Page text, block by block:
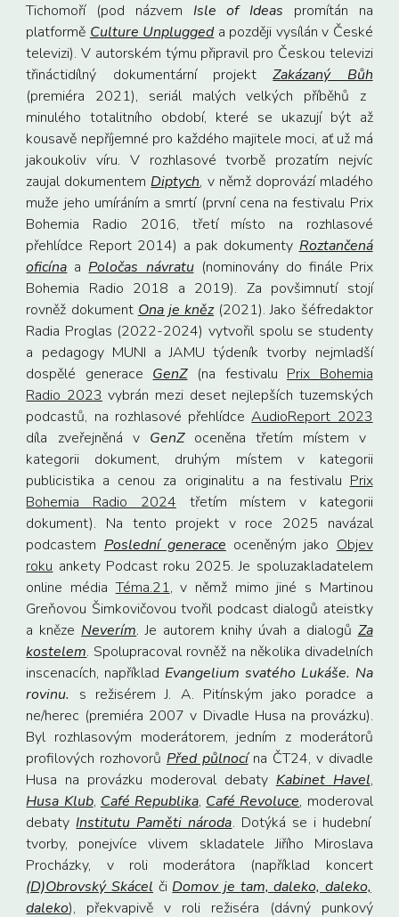
Tichomoří (pod názvem Isle of Ideas promítán na
platformě Culture Unpluggeda později vysílán v České
televizi).V autorském týmu připravil pro Českou televizi
třináctidílný dokumentární projekt
Zakázaný Bůh
(premiéra 2021), seriál malých velkých příběhů z
minulého totalitního období, které se ukazují být až
kousavě nepříjemné pro každého majitele moci, ať už má
jakoukoliv víru. V rozhlasové tvorbě prozatím nejvíc
zaujal dokumentem Diptych, v němž doprovází mladého
muže jeho umíráním a smrtí (první cena na festivalu Prix
Bohemia Radio 2016, třetí místo na rozhlasové
přehlídce Report 2014) a pak dokumenty Roztančená
oficína a Poločas návratu(nominovány do finále Prix
Bohemia Radio 2018 a 2019). Za povšimnutí stojí
rovněž dokument Ona je kněz(2021). Jako šéfredaktor
Radia Proglas (2022-2024) vytvořil spolu se studenty
a pedagogy MUNI a JAMU týdeník tvorby nejmladší
dospělé generace GenZ(na festivalu Prix Bohemia
Radio 2023 vybrán mezi deset nejlepších tuzemských
podcastů, na rozhlasové přehlídceAudioReport 2023
díla zveřejněná v GenZ oceněnatřetím místem v
kategorii dokument, druhým místem v kategorii
publicistika a cenou za originalitu a na festivalu Prix
Bohemia Radio 2024 třetím místem v kategorii
dokument). Na tento projekt v roce 2025 navázal
podcastem Poslední generace oceněným jako Objev
roku ankety Podcast roku 2025. Je spoluzakladatelem
online médiaTéma.21, v němž mimo jiné s Martinou
Greňovou Šimkovičovou tvořil podcast dialogů ateistky
a kněze Neverím. Je autorem knihy úvah a dialogů Za
kostelem. Spolupracoval rovněž na několika divadelních
inscenacích, například Evangelium svatého Lukáše. Na
rovinu.
s režisérem J. A. Pitínským jako poradce a
ne/herec (premiéra 2007 v Divadle Husa na provázku).
Byl rozhlasovým moderátorem, jedním z moderátorů
profilových rozhovorů Před půlnocína ČT24, v divadle
Husa na provázku moderoval debaty Kabinet Havel,
Husa Klub, Café Republika, Café Revoluce, moderoval
debaty Institutu Paměti národa. Dotýká se i hudební
tvorby, ponejvíce vlivem skladatele Jiřího Miroslava
Procházky, v roli moderátora (například koncert
(D)Obrovský Skácel či Domov je tam, daleko, daleko,
daleko), překvapivě v roli režiséra (dávný punkový